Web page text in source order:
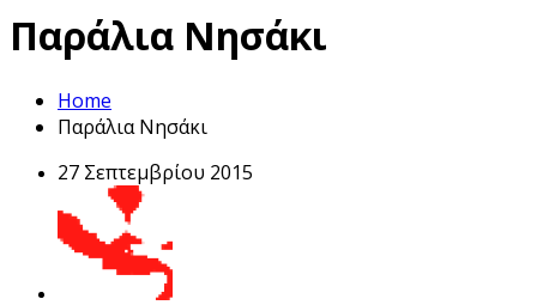
Παράλια Νησάκι
Home
Παράλια Νησάκι
27 Σεπτεμβρίου 2015